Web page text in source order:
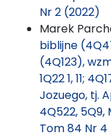
Nr 2 (2022)
Marek
biblijne
(4Q123),
1Q22 1, 11;
Jozuego, tj.
4Q522, 5Q9,
Tom 84 Nr 4